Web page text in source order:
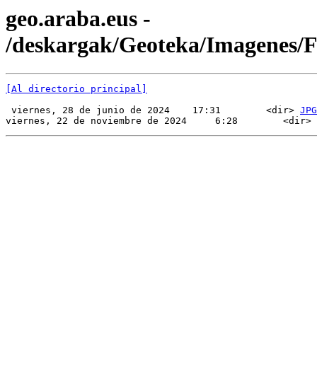
geo.araba.eus -
/deskargak/Geoteka/Imagenes/
[Al directorio principal]
viernes, 28 de junio de 2024    17:31        <dir> JPG
viernes, 22 de noviembre de 2024     6:28        <dir>